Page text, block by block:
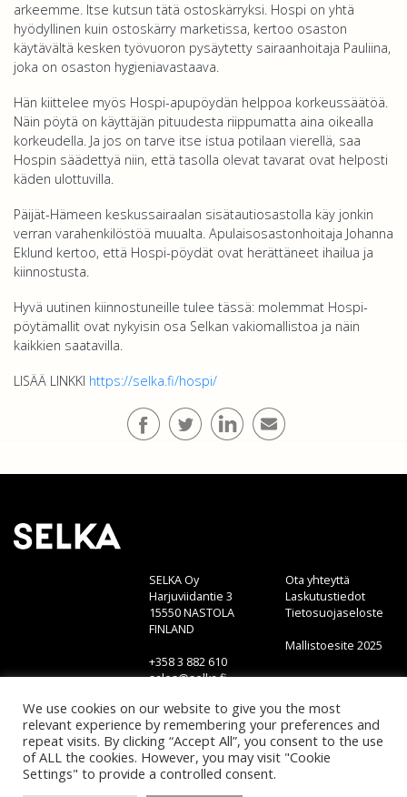
arkeemme. Itse kutsun tätä ostoskärryksi. Hospi on yhtä
hyödyllinen kuin ostoskärry marketissa, kertoo osaston
käytävältä kesken työvuoron pysäytetty sairaanhoitaja Pauliina,
joka on osaston hygieniavastaava.
Hän kiittelee myös Hospi-apupöydän helppoa korkeussäätöä.
Näin pöytä on käyttäjän pituudesta riippumatta aina oikealla
korkeudella. Ja jos on tarve itse istua potilaan vierellä, saa
Hospin säädettyä niin, että tasolla olevat tavarat ovat helposti
käden ulottuvilla.
Päijät-Hämeen keskussairaalan sisätautiosastolla käy jonkin
verran varahenkilöstöä muualta. Apulaisosastonhoitaja Johanna
Eklund kertoo, että Hospi-pöydät ovat herättäneet ihailua ja
kiinnostusta.
Hyvä uutinen kiinnostuneille tulee tässä: molemmat Hospi-
pöytämallit ovat nykyisin osa Selkan vakiomallistoa ja näin
kaikkien saatavilla.
LISÄÄ LINKKI https://selka.fi/hospi/
SELKA Oy
Harjuviidantie 3
15550 NASTOLA
FINLAND
+358 3 882 610
sales@selka.fi
Ota yhteyttä
Laskutustiedot
Tietosuojaseloste
Mallistoesite 2025
LinkedIn
Instagram
Facebook
We use cookies on our website to give you the most
relevant experience by remembering your preferences and
repeat visits. By clicking “Accept All”, you consent to the use
of ALL the cookies. However, you may visit "Cookie
Settings" to provide a controlled consent.